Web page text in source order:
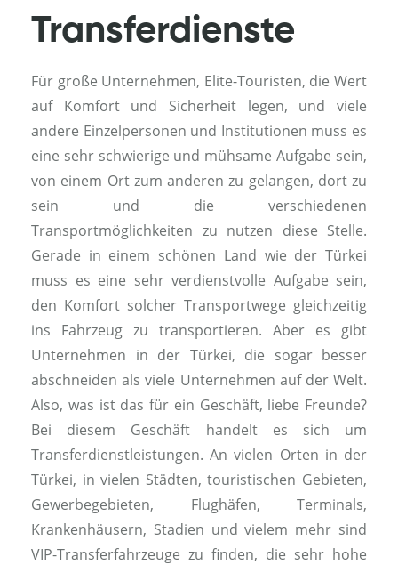
Transferdienste
Für große Unternehmen, Elite-Touristen, die Wert
auf Komfort und Sicherheit legen, und viele
andere Einzelpersonen und Institutionen muss es
eine sehr schwierige und mühsame Aufgabe sein,
von einem Ort zum anderen zu gelangen, dort zu
sein und die verschiedenen
Transportmöglichkeiten zu nutzen diese Stelle.
Gerade in einem schönen Land wie der Türkei
muss es eine sehr verdienstvolle Aufgabe sein,
den Komfort solcher Transportwege gleichzeitig
ins Fahrzeug zu transportieren. Aber es gibt
Unternehmen in der Türkei, die sogar besser
abschneiden als viele Unternehmen auf der Welt.
Also, was ist das für ein Geschäft, liebe Freunde?
Bei diesem Geschäft handelt es sich um
Transferdienstleistungen. An vielen Orten in der
Türkei, in vielen Städten, touristischen Gebieten,
Gewerbegebieten, Flughäfen, Terminals,
Krankenhäusern, Stadien und vielem mehr sind
VIP-Transferfahrzeuge zu finden, die sehr hohe